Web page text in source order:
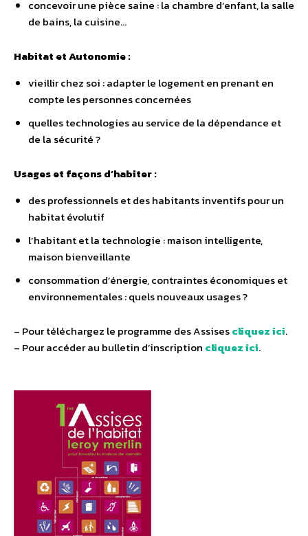
concevoir une pièce saine : la chambre d’enfant, la salle
de bains, la cuisine…
Habitat et Autonomie :
vieillir chez soi : adapter le logement en prenant en
compte les personnes concernées
quelles technologies au service de la dépendance et
de la sécurité ?
Usages et façons d’habiter :
des professionnels et des habitants inventifs pour un
habitat évolutif
l’habitant et la technologie : maison intelligente,
maison bienveillante
consommation d’énergie, contraintes économiques et
environnementales : quels nouveaux usages ?
– Pour téléchargez le programme des Assisescliquez ici.
– Pour accéder au bulletin d’inscription cliquez ici.